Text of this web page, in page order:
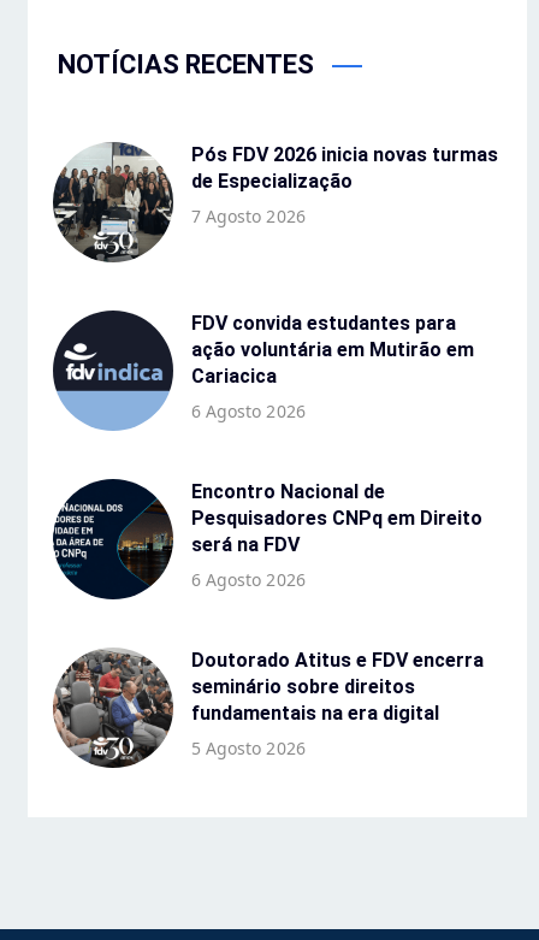
NOTÍCIAS RECENTES
Pós FDV 2026 inicia novas turmas
de Especialização
7 Agosto 2026
FDV convida estudantes para
ação voluntária em Mutirão em
Cariacica
6 Agosto 2026
Encontro Nacional de
Pesquisadores CNPq em Direito
será na FDV
6 Agosto 2026
Doutorado Atitus e FDV encerra
seminário sobre direitos
fundamentais na era digital
5 Agosto 2026